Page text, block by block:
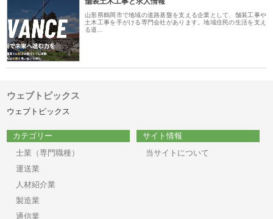
山形県鶴岡市で地域の道路基盤を支える企業として、舗装工事や
土木工事を手がける専門会社があります。地域住民の生活を支え
る道…
ウェブトピックス
ウェブトピックス
カテゴリー
士業（専門職種）
運送業
人材紹介業
製造業
通信業
サイト情報
当サイトについて